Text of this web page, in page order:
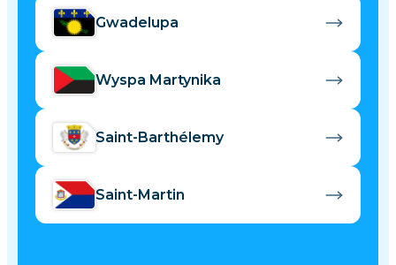
Gwadelupa
Wyspa Martynika
Saint-Barthélemy
Saint-Martin